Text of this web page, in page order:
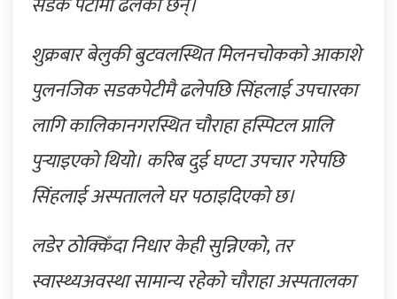
शुक्रबार बेलुकी बुटवलस्थित मिलनचोकको आकाशे
पुलनजिक सडकपेटीमै ढलेपछि सिंहलाई उपचारका
लागि कालिकानगरस्थित चौराहा हस्पिटल प्रालि
पुर्‍याइएको थियो। करिब दुई घण्टा उपचार गरेपछि
सिंहलाई अस्पतालले घर पठाइदिएको छ।
लडेर ठोक्किँदा निधार केही सुन्निएको, तर
स्वास्थ्यअवस्था सामान्य रहेको चौराहा अस्पतालका